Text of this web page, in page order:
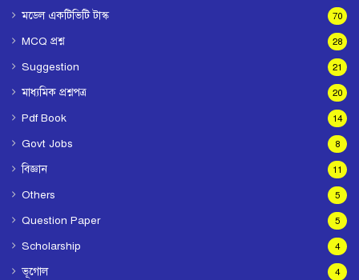
মডেল একটিভিটি টাস্ক 70
MCQ প্রশ্ন 28
Suggestion 21
মাধ্যমিক প্রশ্নপত্র 20
Pdf Book 14
Govt Jobs 8
বিজ্ঞান 11
Others 5
Question Paper 5
Scholarship 4
ভূগোল 4